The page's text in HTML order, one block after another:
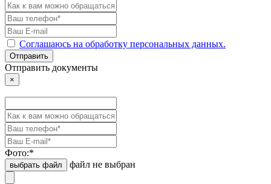
Соглашаюсь на обработку персональных данных.
Отправить
Отправить документы
×
Фото:*
выбрать файл файл не выбран